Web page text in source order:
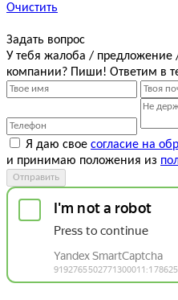
Очистить
Задать вопрос
У тебя жалоба / предложение
компании? Пиши! Ответим в
Я даю свое согласие на
и принимаю положения из
Отправить